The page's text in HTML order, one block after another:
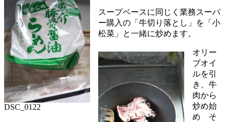
DSC_0122
スープベースに同じく業務スーパ
ー購入の「牛切り落とし」を「小
松菜」と一緒に炒めます。
オリー
ブオイ
ルを引
き、牛
肉から
炒め始
め そ